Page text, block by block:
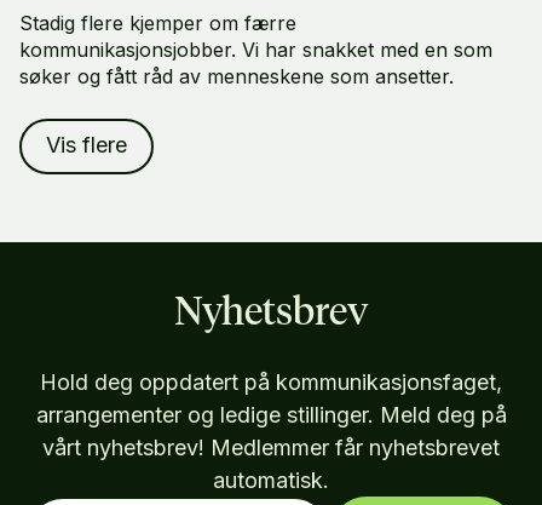
Stadig flere kjemper om færre
kommunikasjonsjobber. Vi har snakket med en som
søker og fått råd av menneskene som ansetter.
Vis flere
Nyhetsbrev
Hold deg oppdatert på kommunikasjonsfaget,
arrangementer og ledige stillinger. Meld deg på
vårt nyhetsbrev! Medlemmer får nyhetsbrevet
automatisk.